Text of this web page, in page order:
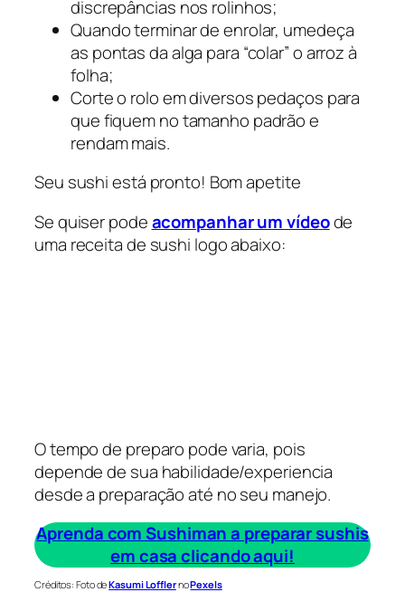
discrepâncias nos rolinhos;
Quando terminar de enrolar, umedeça
as pontas da alga para “colar” o arroz à
folha;
Corte o rolo em diversos pedaços para
que fiquem no tamanho padrão e
rendam mais.
Seu sushi está pronto! Bom apetite
Se quiser podeacompanhar um vídeode
uma receita de sushi logo abaixo:
O tempo de preparo pode varia, pois
depende de sua habilidade/experiencia
desde a preparação até no seu manejo.
Aprenda com Sushiman a preparar sushis
em casa clicando aqui!
Créditos: Foto deKasumi LofflernoPexels